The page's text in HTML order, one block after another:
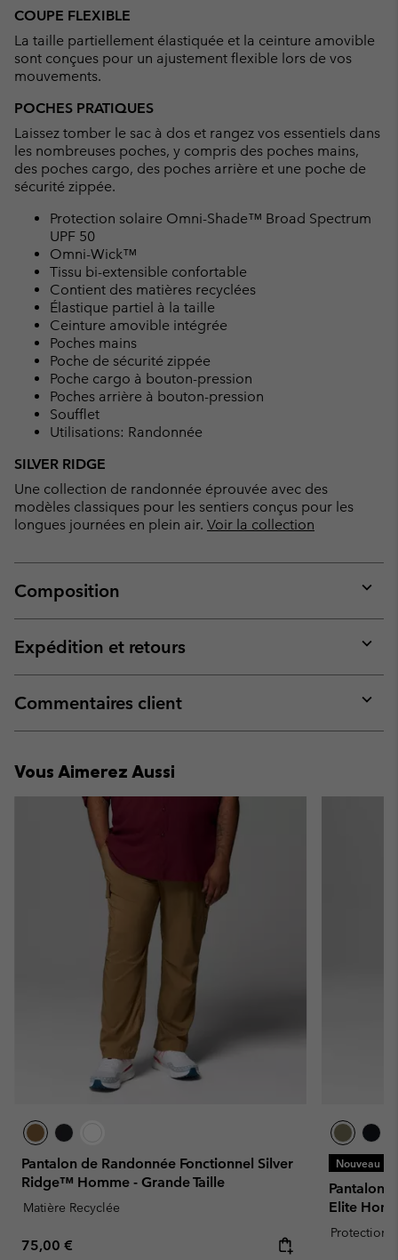
COUPE FLEXIBLE
La taille partiellement élastiquée et la ceinture amovible
sont conçues pour un ajustement flexible lors de vos
mouvements.
POCHES PRATIQUES
Laissez tomber le sac à dos et rangez vos essentiels dans
les nombreuses poches, y compris des poches mains,
des poches cargo, des poches arrière et une poche de
sécurité zippée.
Protection solaire Omni-Shade™ Broad Spectrum
UPF 50
Omni-Wick™
Tissu bi-extensible confortable
Contient des matières recyclées
Élastique partiel à la taille
Ceinture amovible intégrée
Poches mains
Poche de sécurité zippée
Poche cargo à bouton-pression
Poches arrière à bouton-pression
Soufflet
Utilisations: Randonnée
SILVER RIDGE
Une collection de randonnée éprouvée avec des
modèles classiques pour les sentiers conçus pour les
longues journées en plein air. Voir la collection
Composition
or
Expédition et retours
or
Commentaires client
or
Vous Aimerez Aussi
Pantalon de Randonnée Fonctionnel Silver
Ridge™ Homme - Grande Taille
Matière Recyclée
Regular price:
75,00 €
Nouveau
Pantalon
Elite
Protection